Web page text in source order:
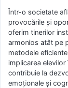
Într-o societate
provocările și
oferim tinerilor
armonios atât pe
metodele
implicarea
contribuie la
emoționale și